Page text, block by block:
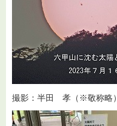
撮影：半田 孝（※敬称略）